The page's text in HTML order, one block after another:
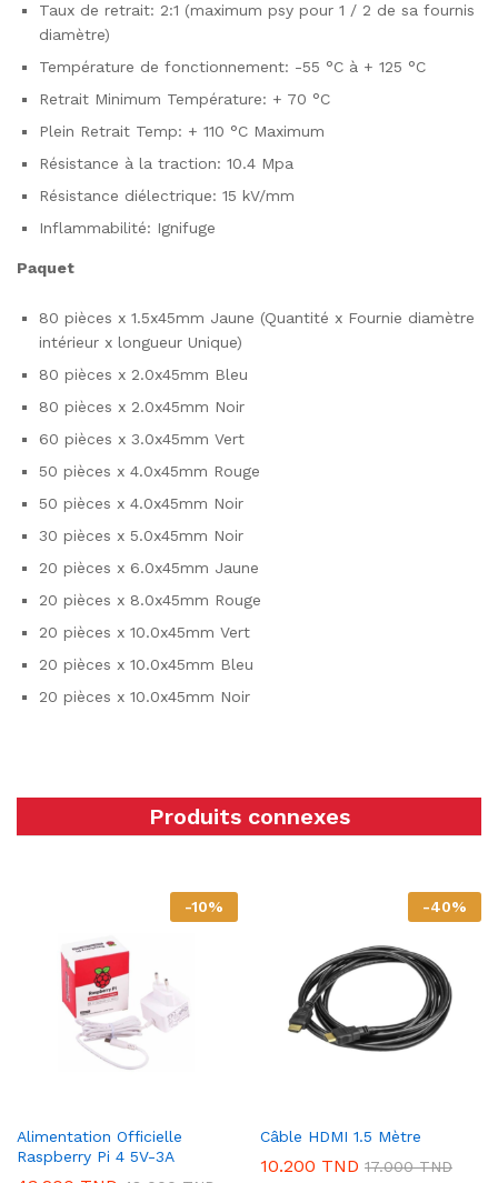
Taux de retrait: 2:1 (maximum psy pour 1 / 2 de sa fournis
diamètre)
Température de fonctionnement: -55 °C à + 125 °C
Retrait Minimum Température: + 70 °C
Plein Retrait Temp: + 110 °C Maximum
Résistance à la traction: 10.4 Mpa
Résistance diélectrique: 15 kV/mm
Inflammabilité: Ignifuge
Paquet
80 pièces x 1.5x45mm Jaune (Quantité x Fournie diamètre
intérieur x longueur Unique)
80 pièces x 2.0x45mm Bleu
80 pièces x 2.0x45mm Noir
60 pièces x 3.0x45mm Vert
50 pièces x 4.0x45mm Rouge
50 pièces x 4.0x45mm Noir
30 pièces x 5.0x45mm Noir
20 pièces x 6.0x45mm Jaune
20 pièces x 8.0x45mm Rouge
20 pièces x 10.0x45mm Vert
20 pièces x 10.0x45mm Bleu
20 pièces x 10.0x45mm Noir
Produits connexes
-10%
Alimentation Officielle
Raspberry Pi 4 5V-3A
-40%
Câble HDMI 1.5 Mètre
10.200 TND 17.000TND